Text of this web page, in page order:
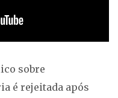
sobre
é rejeitada após